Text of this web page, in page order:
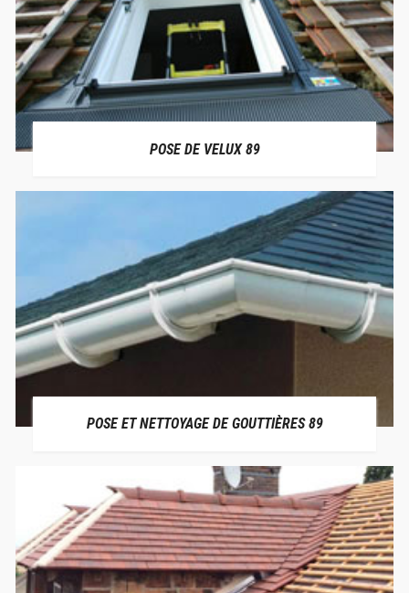
POSE DE VELUX 89
POSE ET NETTOYAGE DE GOUTTIÈRES 89